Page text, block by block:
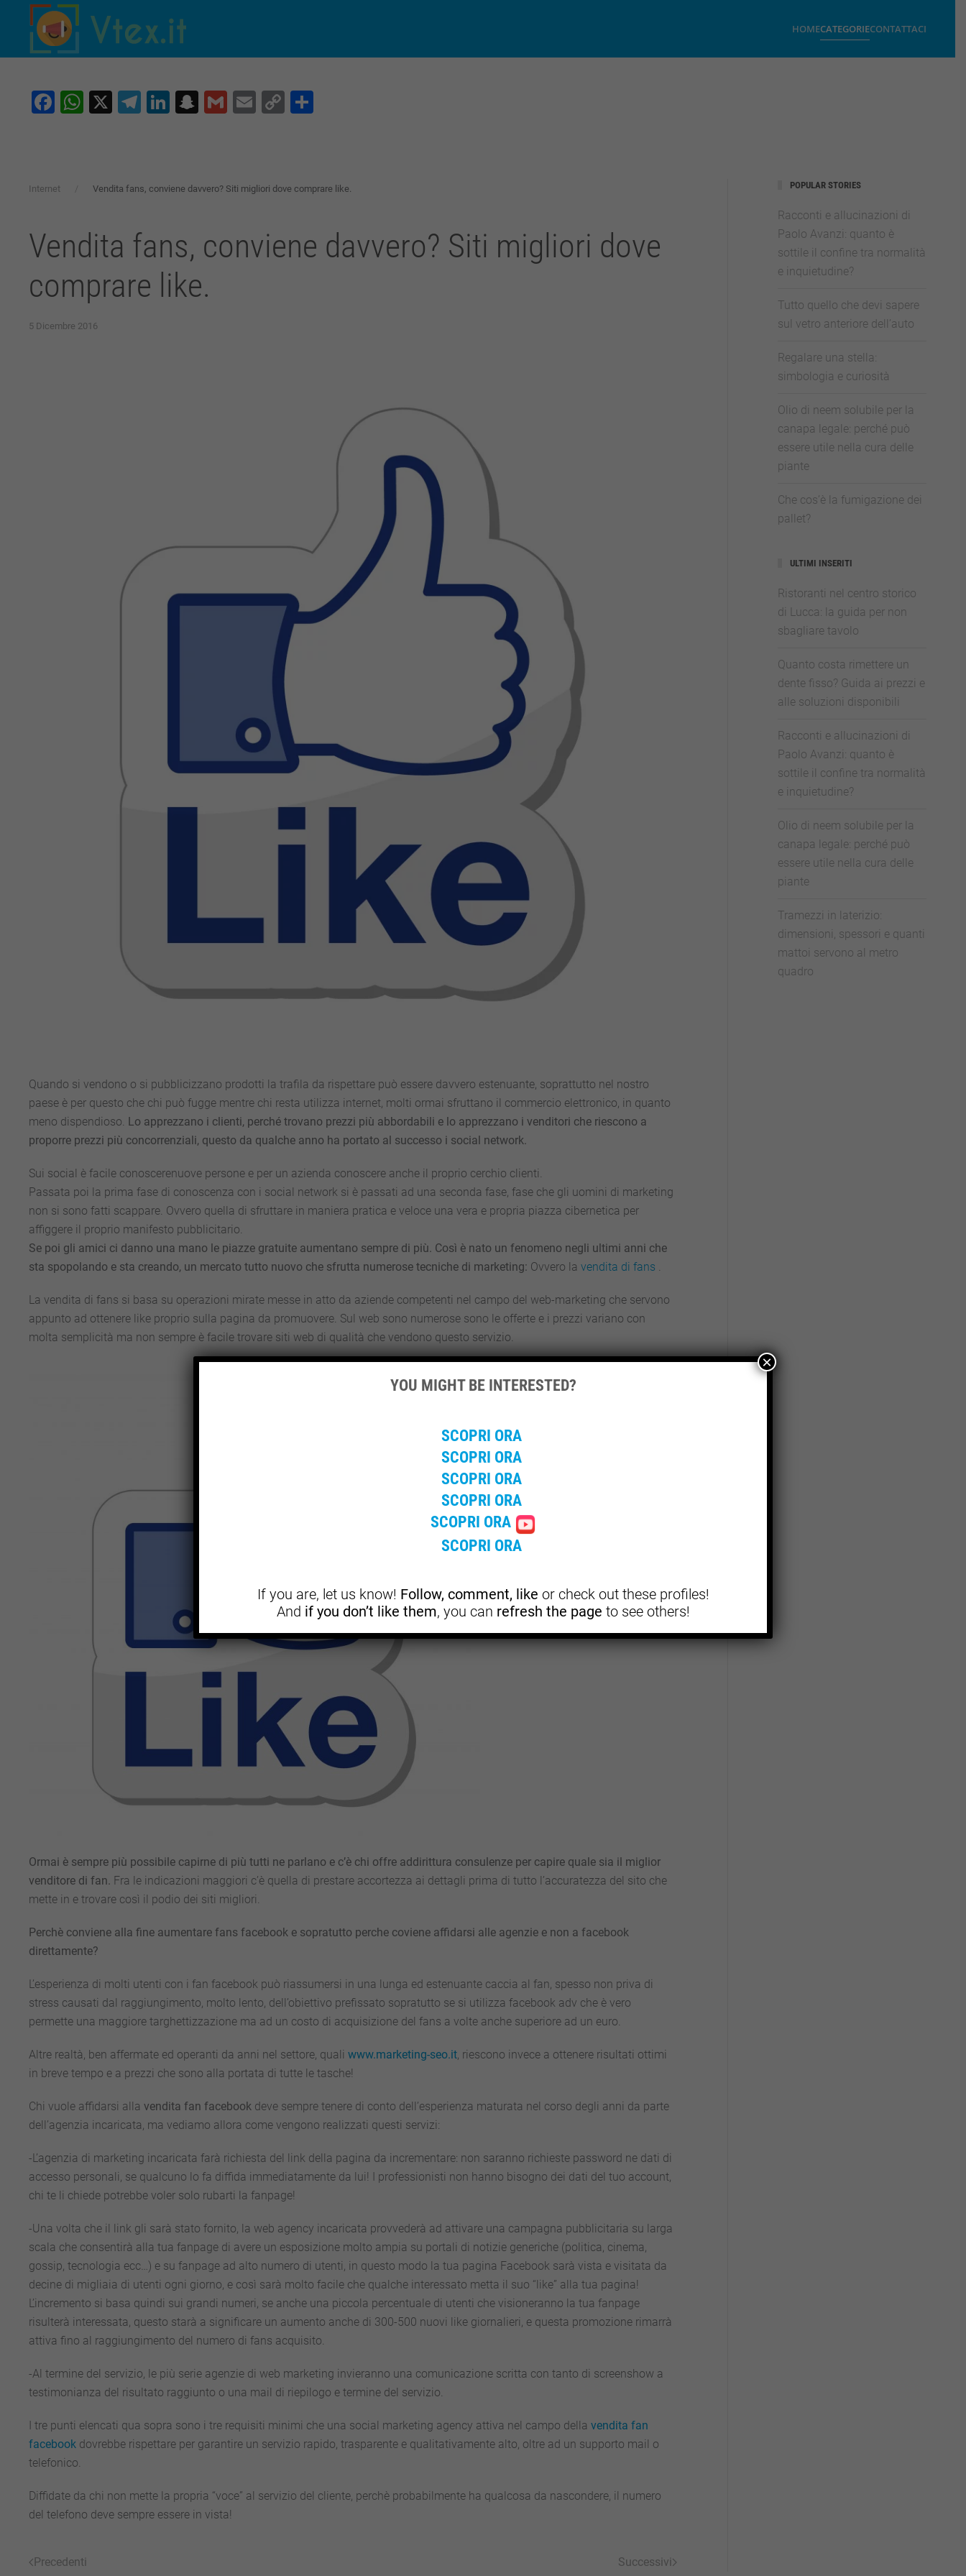
Skip to main content
HOMECATEGORIECONTATTACI
Facebook
WhatsApp
X Telegram
LinkedIn
Snapchat
GmailEmail
Copy
Internet Vendita fans, conviene davvero? Siti migliori dove comprare like.
Vendita fans, conviene davvero? Siti migliori dove
comprare like.
5 Dicembre 2016
Quando si vendono o si pubblicizzano prodotti la trafila da rispettare può essere davvero estenuante, soprattutto nel nostro
paese è per questo che chi può fugge mentre chi resta utilizza internet, molti ormai sfruttano il commercio elettronico, in quanto
meno dispendioso. Lo apprezzano i clienti, perché trovano prezzi più abbordabili e lo apprezzano i venditori che riescono a
proporre prezzi più concorrenziali, questo da qualche anno ha portato al successo i social network.
Sui social è facile conoscerenuove persone e per un azienda conoscere anche il proprio cerchio clienti.
Passata poi la prima fase di conoscenza con i social network si è passati ad una seconda fase, fase che gli uomini di marketing
non si sono fatti scappare. Ovvero quella di sfruttare in maniera pratica e veloce una vera e propria piazza cibernetica per
affiggere il proprio manifesto pubblicitario.
Se poi gli amici ci danno una mano le piazze gratuite aumentano sempre di più. Così è nato un fenomeno negli ultimi anni che
sta spopolando e sta creando, un mercato tutto nuovo che sfrutta numerose tecniche di marketing: Ovvero la vendita di fans
La vendita di fans si basa su operazioni mirate messe in atto da aziende competenti nel campo del web-marketing che servono
appunto ad ottenere like proprio sulla pagina da promuovere. Sul web sono numerose sono le offerte e i prezzi variano con
molta semplicità ma non sempre è facile trovare siti web di qualità che vendono questo servizio.
Ormai è sempre più possibile capirne di più tutti ne parlano e c’è chi offre addirittura consulenze per capire quale sia il miglior
venditore di fan. Fra le indicazioni maggiori c’è quella di prestare accortezza ai dettagli prima di tutto l’accuratezza del sito che
mette in e trovare così il podio dei siti migliori.
Perchè conviene alla fine aumentare fans facebook e sopratutto perche coviene affidarsi alle agenzie e non a facebook
direttamente?
L’esperienza di molti utenti con i fan facebook può riassumersi in una lunga ed estenuante caccia al fan, spesso non priva di
stress causati dal raggiungimento, molto lento, dell’obiettivo prefissato sopratutto se si utilizza facebook adv che è vero
permette una maggiore targhettizzazione ma ad un costo di acquisizione del fans a volte anche superiore ad un euro.
Altre realtà, ben affermate ed operanti da anni nel settore, quali www.marketing-seo.it , riescono invece a ottenere risultati ottimi
in breve tempo e a prezzi che sono alla portata di tutte le tasche!
Chi vuole affidarsi alla vendita fan facebook deve sempre tenere di conto dell’esperienza maturata nel corso degli anni da parte
dell’agenzia incaricata, ma vediamo allora come vengono realizzati questi servizi:
-L’agenzia di marketing incaricata farà richiesta del link della pagina da incrementare: non saranno richieste password ne dati di
accesso personali, se qualcuno lo fa diffida immediatamente da lui! I professionisti non hanno bisogno dei dati del tuo account,
chi te li chiede potrebbe voler solo rubarti la fanpage!
-Una volta che il link gli sarà stato fornito, la web agency incaricata provvederà ad attivare una campagna pubblicitaria su larga
scala che consentirà alla tua fanpage di avere un esposizione molto ampia su portali di notizie generiche (politica, cinema,
gossip, tecnologia ecc…) e su fanpage ad alto numero di utenti, in questo modo la tua pagina Facebook sarà vista e visitata da
decine di migliaia di utenti ogni giorno, e così sarà molto facile che qualche interessato metta il suo “like” alla tua pagina!
L’incremento si basa quindi sui grandi numeri, se anche una piccola percentuale di utenti che visioneranno la tua fanpage
risulterà interessata, questo starà a significare un aumento anche di 300-500 nuovi like giornalieri, e questa promozione rimarrà
attiva fino al raggiungimento del numero di fans acquisito.
-Al termine del servizio, le più serie agenzie di web marketing invieranno una comunicazione scritta con tanto di screenshow a
testimonianza del risultato raggiunto o una mail di riepilogo e termine del servizio.
I tre punti elencati qua sopra sono i tre requisiti minimi che una social marketing agency attiva nel campo della vendita fan
facebook dovrebbe rispettare per garantire un servizio rapido, trasparente e qualitativamente alto, oltre ad un supporto mail o
telefonico.
Diffidate da chi non mette la propria “voce” al servizio del cliente, perchè probabilmente ha qualcosa da nascondere, il numero
del telefono deve sempre essere in vista!
Precedenti Successivi
POPULAR STORIES
Racconti e allucinazioni di
Paolo Avanzi: quanto è
sottile il confine tra normalità
e inquietudine?
Tutto quello che devi sapere
sul vetro anteriore dell’auto
Regalare una stella:
simbologia e curiosità
Olio di neem solubile per la
canapa legale: perché può
essere utile nella cura delle
piante
Che cos’è la fumigazione dei
pallet?
ULTIMI INSERITI
Ristoranti nel centro storico
di Lucca: la guida per non
sbagliare tavolo
Quanto costa rimettere un
dente fisso? Guida ai prezzi e
alle soluzioni disponibili
Racconti e allucinazioni di
Paolo Avanzi: quanto è
sottile il confine tra normalità
e inquietudine?
Olio di neem solubile per la
canapa legale: perché può
essere utile nella cura delle
piante
Tramezzi in laterizio:
dimensioni, spessori e quanti
mattoi servono al metro
quadro
YOU MIGHT BE INTERESTED?
SCOPRI ORA
SCOPRI ORA
SCOPRI ORA
SCOPRI ORA
SCOPRI ORA
SCOPRI ORA
If you are, let us know! Follow, comment, like or check out these profiles!
And if you don’t like them, you can refresh the page to see others!
×